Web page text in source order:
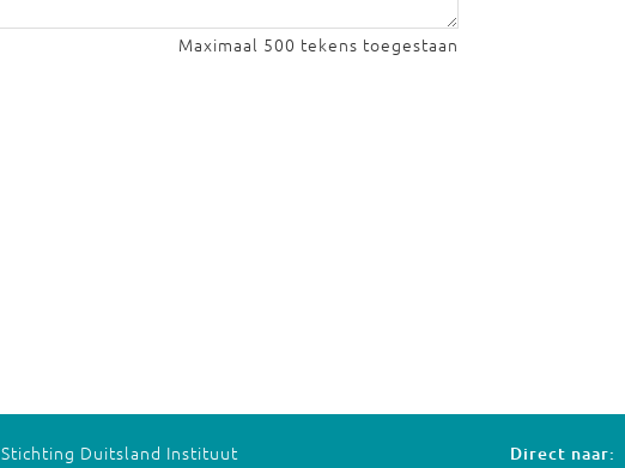
Maximaal 500 tekens toegestaan
Stichting Duitsland Instituut
Direct naar: